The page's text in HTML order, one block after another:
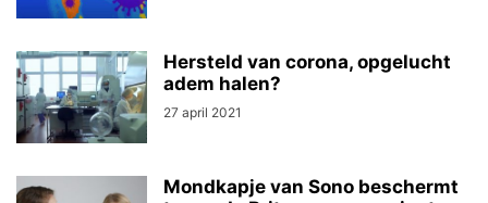
Hersteld van corona, opgelucht
adem halen?
27 april 2021
Mondkapje van Sono beschermt